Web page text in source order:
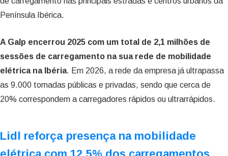
Península Ibérica.
A Galp encerrou 2025 com um total de 2,1 milhões de
sessões de carregamento na sua rede de mobilidade
elétrica na Ibéria. Em 2026, a rede da empresa já ultrapassa
as 9.000 tomadas públicas e privadas, sendo que cerca de
20% correspondem a carregadores rápidos ou ultrarrápidos.
Lidl reforça presença na mobilidade